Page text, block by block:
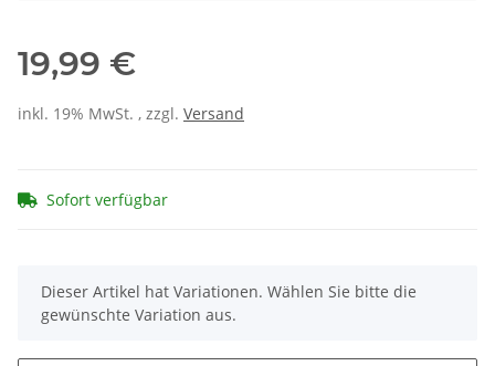
19,99 €
inkl. 19% MwSt. , zzgl. Versand
Sofort verfügbar
x
Dieser Artikel hat Variationen. Wählen Sie bitte die
gewünschte Variation aus.